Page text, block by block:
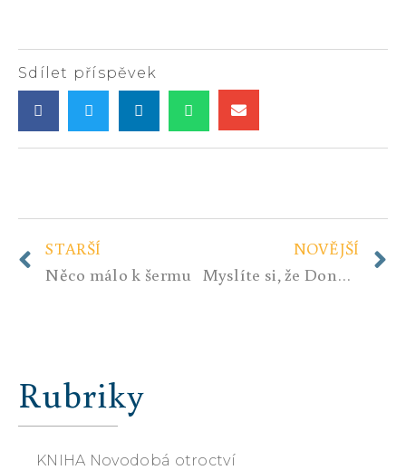
Sdílet příspěvek
STARŠÍ
Něco málo k šermu
NOVĚJŠÍ
Myslíte si, že Donald Trump je jistým prezidentem USA? Ani Náhodou!
Rubriky
KNIHA Novodobá otroctví